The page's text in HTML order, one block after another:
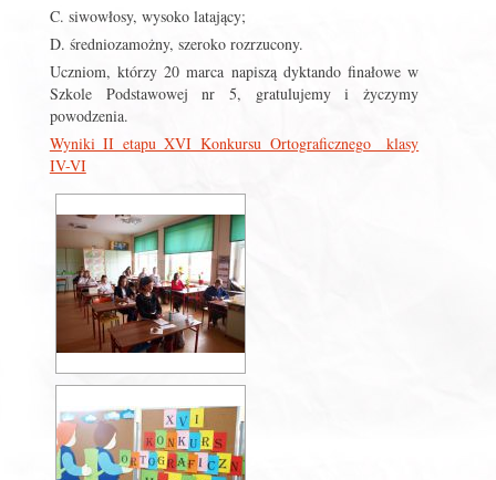
C. siwowłosy, wysoko latający;
D. średniozamożny, szeroko rozrzucony.
Uczniom, którzy 20 marca napiszą dyktando finałowe w
Szkole Podstawowej nr 5, gratulujemy i życzymy
powodzenia.
Wyniki II etapu XVI Konkursu Ortograficznego _klasy
IV-VI